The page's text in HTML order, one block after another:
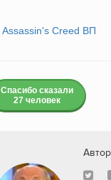
Assassin's Creed ВП
Спасибо сказали
27 человек